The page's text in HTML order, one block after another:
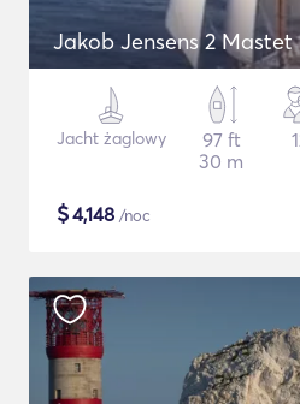
Jakob Jensens 2 Mastet
Jacht żaglowy
97 ft
30 m
$4,148 /noc